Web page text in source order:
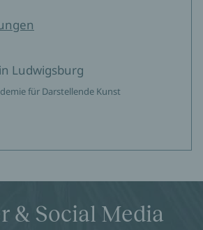
Ludwigsburg
für Darstellende Kunst
& Social Media